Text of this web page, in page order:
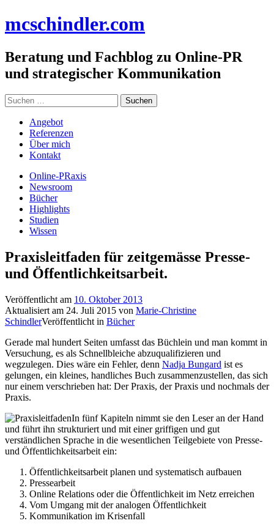
Inhalt
mcschindler.com
Beratung und Fachblog zu Online-PR
und strategischer Kommunikation
Suchen
nach:
Angebot
Referenzen
Über mich
Kontakt
Online-PRaxis
Newsroom
Bücher
Highlights
Studien
Wissen
Praxisleitfaden für zeitgemässe Presse-
und Öffentlichkeitsarbeit.
Veröffentlicht am 10. Oktober 2013
Aktualisiert am 24. Juli 2015 von Marie-Christine
SchindlerVeröffentlicht in Bücher
Gerade mal hundert Seiten umfasst das Büchlein und man kommt in
Versuchung, es als Schnellbleiche abzuqualifizieren und
wegzulegen. Dies wäre ein Fehler, denn Nadja Bungard ist es
gelungen, ein kleines, handliches Buch zusammenzustellen, das sich
nur einem verschrieben hat: Der Praxis, der Praxis und nochmals der
Praxis.
In fünf Kapiteln nimmt sie den Leser an der Hand
und führt ihn strukturiert und mit einer griffigen und gut
verständlichen Sprache in die wesentlichen Teilgebiete von Presse-
und Öffentlichkeitsarbeit ein:
Öffentlichkeitsarbeit planen und systematisch aufbauen
Pressearbeit
Online Relations oder die Öffentlichkeit im Netz erreichen
Vom Umgang mit der analogen Öffentlichkeit
Kommunikation im Krisenfall